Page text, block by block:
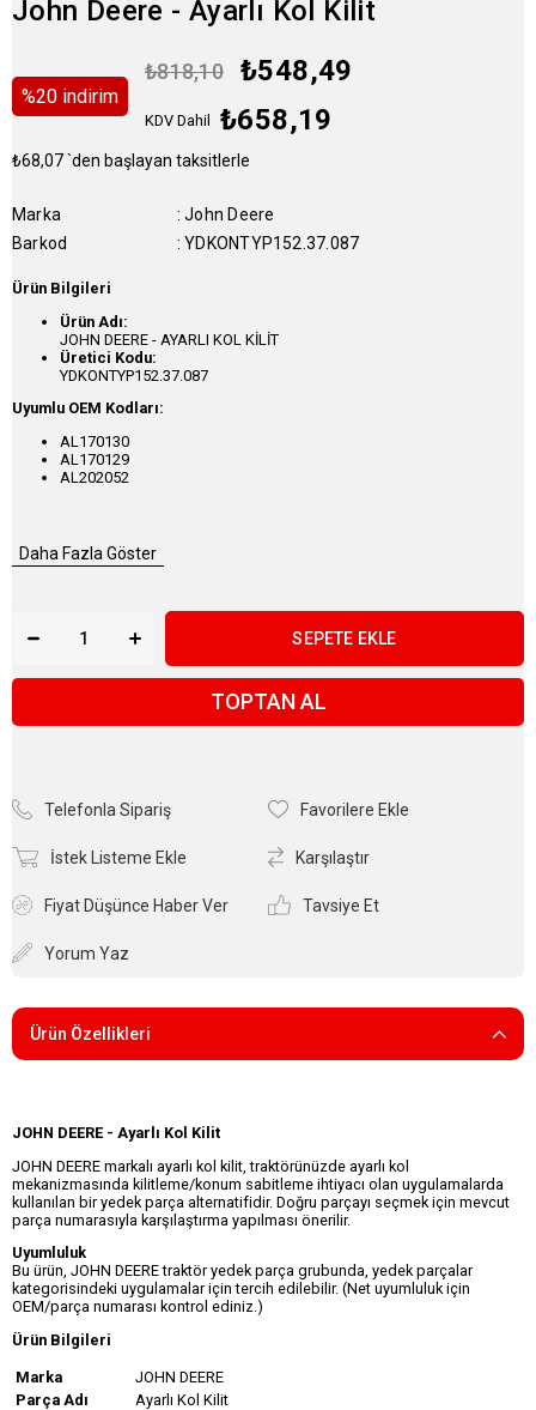
John Deere - Ayarlı Kol Kilit
%20 i̇ndirim
₺818,10 ₺548,49
KDV Dahil ₺658,19
₺68,07`den başlayan taksitlerle
Marka : John Deere
Barkod
: YDKONTYP152.37.087
Ürün Bilgileri
Ürün Adı:
JOHN DEERE - AYARLI KOL KİLİT
Üretici Kodu:
YDKONTYP152.37.087
Uyumlu OEM Kodları:
AL170130
AL170129
AL202052
Daha Fazla Göster
TOPTAN AL
Telefonla Sipariş Favorilere Ekle
İstek Listeme Ekle Karşılaştır
Fiyat Düşünce Haber Ver Tavsiye Et
Yorum Yaz
Ürün Özellikleri
JOHN DEERE - Ayarlı Kol Kilit
JOHN DEERE markalı ayarlı kol kilit, traktörünüzde ayarlı kol
mekanizmasında kilitleme/konum sabitleme ihtiyacı olan uygulamalarda
kullanılan bir yedek parça alternatifidir. Doğru parçayı seçmek için mevcut
parça numarasıyla karşılaştırma yapılması önerilir.
Uyumluluk
Bu ürün, JOHN DEERE traktör yedek parça grubunda, yedek parçalar
kategorisindeki uygulamalar için tercih edilebilir. (Net uyumluluk için
OEM/parça numarası kontrol ediniz.)
Ürün Bilgileri
Marka
JOHN DEERE
Parça Adı
Ayarlı Kol Kilit